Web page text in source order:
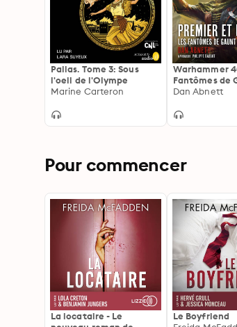
Pallas. Tome 3: Sous
l'oeil de l'Olympe
Marine Carteron
Warhammer
Fantômes de
Premier et
Dan Abnett
Pour commencer
La locataire - Le
Le Boyfriend